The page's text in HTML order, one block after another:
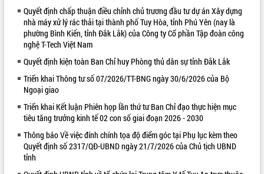
Khám bệnh, cấp phát thuốc miễn phí
và tặng quà người dân xã Cư Pui
Hội nghị UBND tỉnh Đắk Lắk thường kỳ
tháng 7/2026
Lễ truy tặng danh hiệu “Bà Mẹ Việt
Nam Anh hùng” và trao Huân chương
Lao động
UBND tỉnh Đắk Lắk triển khai nhiệm
vụ 6 tháng cuối năm 2026
Kỳ họp thứ Hai, Hội đồng nhân dân
ALBUM ẢNH
Quyết định chấp thuận điều chỉnh chủ trương đầu tư dự án Xây dựng
nhà máy xử lý rác thải tại thành phố Tuy Hòa, tỉnh Phú Yên (nay là
phường Bình Kiến, tỉnh Đắk Lắk) của Công ty Cổ phần Tập đoàn công
nghệ T-Tech Việt Nam
Quyết định kiện toàn Ban Chỉ huy Phòng thủ dân sự tỉnh Đắk Lắk
Triển khai Thông tư số 07/2026/TT-BNG ngày 30/6/2026 của Bộ
Ngoại giao
Triển khai Kết luận Phiên họp lần thứ tư Ban Chỉ đạo thực hiện mục
tiêu tăng trưởng kinh tế 02 con số giai đoạn 2026 - 2030
Thông báo Về việc đính chính tọa độ điểm góc tại Phụ lục kèm theo
Quyết định số 2317/QĐ-UBND ngày 21/7/2026 của Chủ tịch UBND
tỉnh